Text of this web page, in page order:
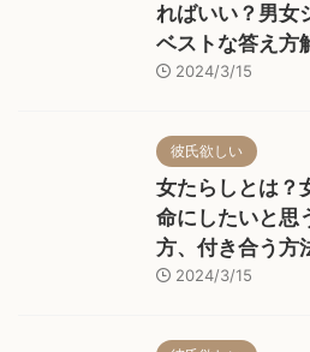
ればいい？男女
ベストな答え方
2024/3/15
彼氏欲しい
女たらしとは？
命にしたいと思
方、付き合う方
2024/3/15